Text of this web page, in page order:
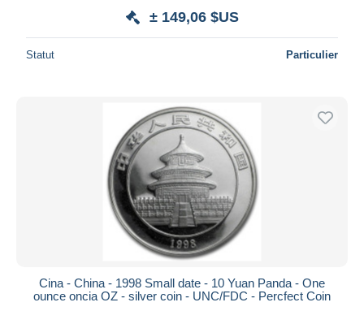
± 149,06 $US
Statut Particulier
Cina - China - 1998 Small date - 10 Yuan Panda - One
ounce oncia OZ - silver coin - UNC/FDC - Percfect Coin